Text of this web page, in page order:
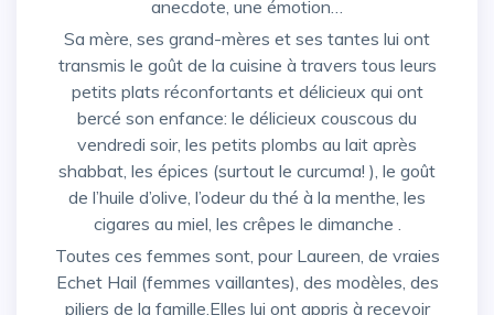
anecdote, une émotion…
Sa mère, ses grand-mères et ses tantes lui ont
transmis le goût de la cuisine à travers tous leurs
petits plats réconfortants et délicieux qui ont
bercé son enfance: le délicieux couscous du
vendredi soir, les petits plombs au lait après
shabbat, les épices (surtout le curcuma! ), le goût
de l’huile d’olive, l’odeur du thé à la menthe, les
cigares au miel, les crêpes le dimanche .
Toutes ces femmes sont, pour Laureen, de vraies
Echet Hail (femmes vaillantes), des modèles, des
piliers de la famille.Elles lui ont appris à recevoir